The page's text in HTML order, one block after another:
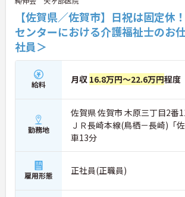
【佐賀県／佐賀市】日祝は固定休
センターにおける介護福祉士のお
社員＞
給料 月収 16.8万円～22.6万円程度
勤務地
佐賀県 佐賀市 木原三丁目2番
ＪＲ長崎本線(鳥栖－長崎)「
車13分
雇用形態 正社員(正職員)